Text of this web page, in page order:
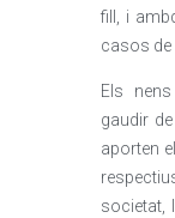
fill, i
casos
Els
gaudir
aporten
societat,